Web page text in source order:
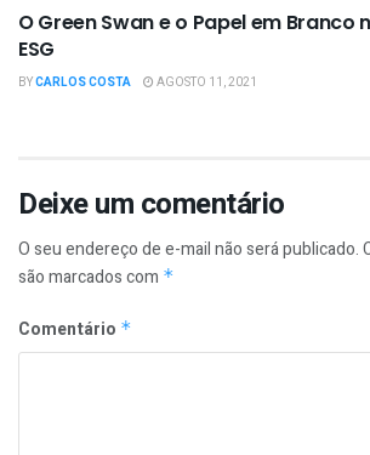
O Green Swan e o Papel em Branco
ESG
BYCARLOS COSTA AGOSTO 11, 2021
Deixe um comentário
O seu endereço de e-mail não será publicado.
são marcados com *
Comentário *